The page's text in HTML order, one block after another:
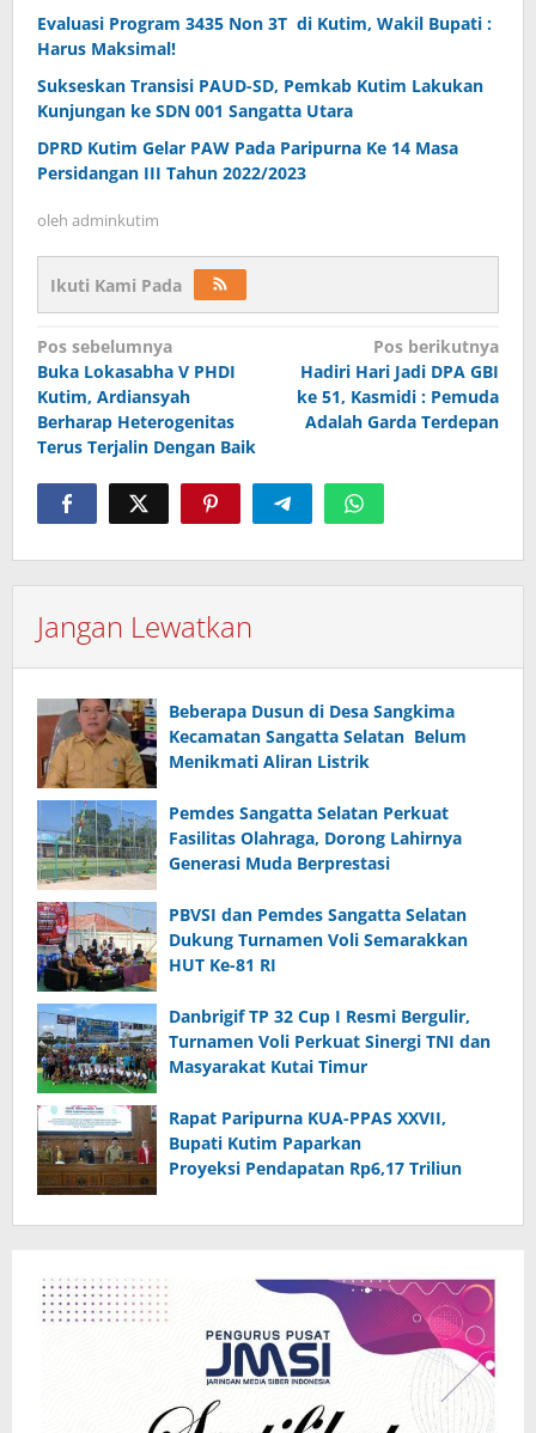
Evaluasi Program 3435 Non 3T di Kutim, Wakil Bupati :
Harus Maksimal!
Sukseskan Transisi PAUD-SD, Pemkab Kutim Lakukan
Kunjungan ke SDN 001 Sangatta Utara
DPRD Kutim Gelar PAW Pada Paripurna Ke 14 Masa
Persidangan III Tahun 2022/2023
oleh adminkutim
Ikuti Kami Pada
Navigasi
pos
Pos sebelumnya
Buka Lokasabha V PHDI
Kutim, Ardiansyah
Berharap Heterogenitas
Terus Terjalin Dengan Baik
Pos berikutnya
Hadiri Hari Jadi DPA GBI
ke 51, Kasmidi : Pemuda
Adalah Garda Terdepan
Jangan Lewatkan
Beberapa Dusun di Desa Sangkima
Kecamatan Sangatta Selatan Belum
Menikmati Aliran Listrik
Pemdes Sangatta Selatan Perkuat
Fasilitas Olahraga, Dorong Lahirnya
Generasi Muda Berprestasi
PBVSI dan Pemdes Sangatta Selatan
Dukung Turnamen Voli Semarakkan
HUT Ke-81 RI
Danbrigif TP 32 Cup I Resmi Bergulir,
Turnamen Voli Perkuat Sinergi TNI dan
Masyarakat Kutai Timur
Rapat Paripurna KUA-PPAS XXVII,
Bupati Kutim Paparkan
Proyeksi Pendapatan Rp6,17 Triliun